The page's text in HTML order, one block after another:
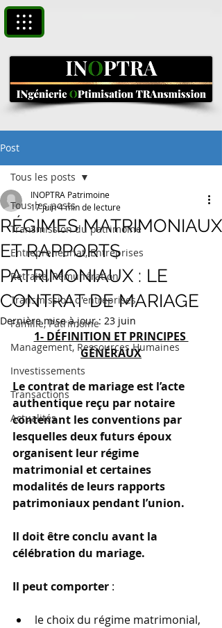
Post
Tous les posts
Transmission du patrimoine
Entrepreneuriat, Entreprises
Retraite, Rémunération
Transmission d'entreprises
Famille, Patrimoine
Management, Ressources Humaines
Investissements
Transactions
Actualités
Tous les posts
RÉGIMES MATRIMONIAUX
ET RAPPORTS
PATRIMONIAUX : LE
CONTRAT DE MARIAGE
INOPTRA Patrimoine
17 juin4 min de lecture
Dernière mise à jour : 23 juin
1- DÉFINITION ET PRINCIPES
GÉNÉRAUX
Le contrat de mariage est l’acte
authentique reçu par notaire
contenant les conventions par
lesquelles deux futurs époux
organisent leur régime
matrimonial et certaines
modalités de leurs rapports
patrimoniaux pendant l’union.
Il doit être conclu avant la
célébration du mariage.
Il peut comporter :
le choix du régime matrimonial,